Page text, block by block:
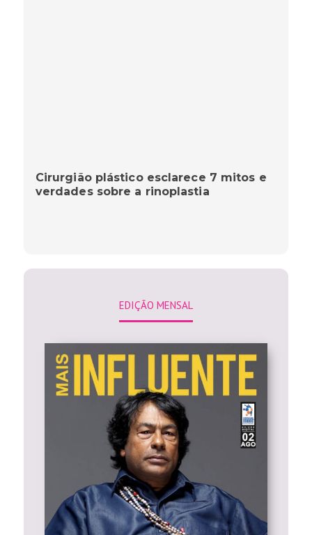
Cirurgião plástico esclarece 7 mitos e
verdades sobre a rinoplastia
EDIÇÃO MENSAL